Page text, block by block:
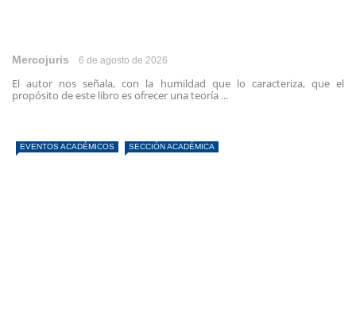
Mercojuris 6 de agosto de 2026
El autor nos señala, con la humildad que lo caracteriza, que el
propósito de este libro es ofrecer una teoría ...
EVENTOS ACADÉMICOS SECCIÓN ACADÉMICA